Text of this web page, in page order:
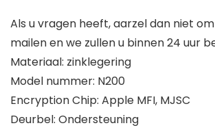
Als u vragen heeft, aarzel dan niet
mailen en we zullen u binnen 24 uur
Materiaal: zinklegering
Model nummer: N200
Encryption Chip: Apple MFI, MJSC
Deurbel: Ondersteuning